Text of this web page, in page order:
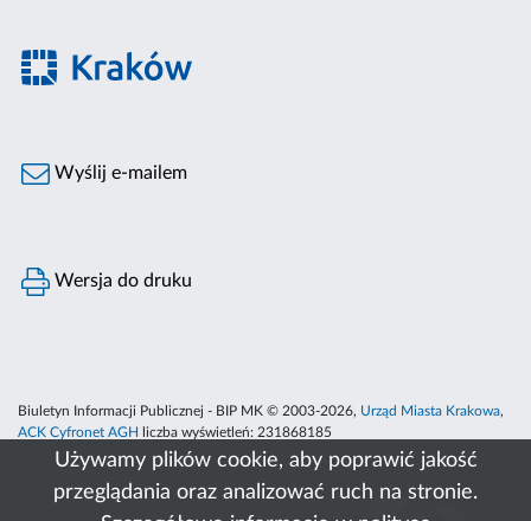
Używamy plików cookie, aby poprawić jakość
przeglądania oraz analizować ruch na stronie.
Wyślij e-mailem
Wersja do druku
Biuletyn Informacji Publicznej - BIP MK © 2003-2026, Urząd Miasta Krakowa,
ACK Cyfronet AGH
liczba wyświetleń: 231868185